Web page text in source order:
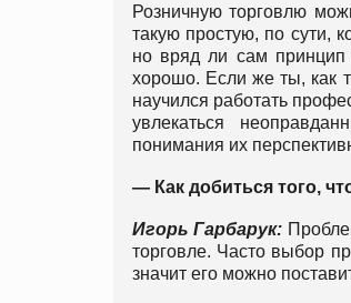
Розничную торговлю
такую простую, по сути,
но вряд ли сам принцип
хорошо. Если же ты, как
научился работать
увлекаться
понимания их
— Как добиться того,
Игорь Гарбарук:
торговле. Часто выбор
значит его можно